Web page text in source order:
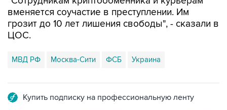
вменяется соучастие в преступлении. Им
грозит до 10 лет лишения свободы", - сказали в
ЦОС.
МВД РФ Москва-Сити ФСБ Украина
Купить подписку на профессиональную ленту